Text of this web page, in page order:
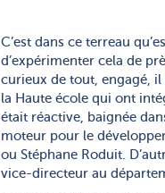
C’est dans ce terreau
d’expérimenter cela de
curieux de tout, engagé, il
la Haute école qui ont
était réactive, baignée
moteur pour le
ou Stéphane Roduit.
vice-directeur au